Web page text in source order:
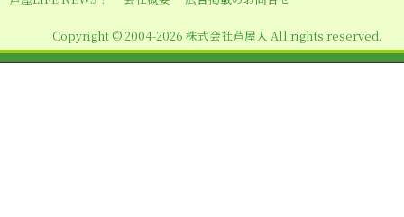
ン
Copyright © 2004-2026 株式会社芦屋人 All rights reserved.